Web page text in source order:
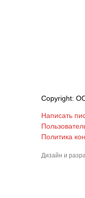
Copyright:
Написать
Политика
Дизайн и